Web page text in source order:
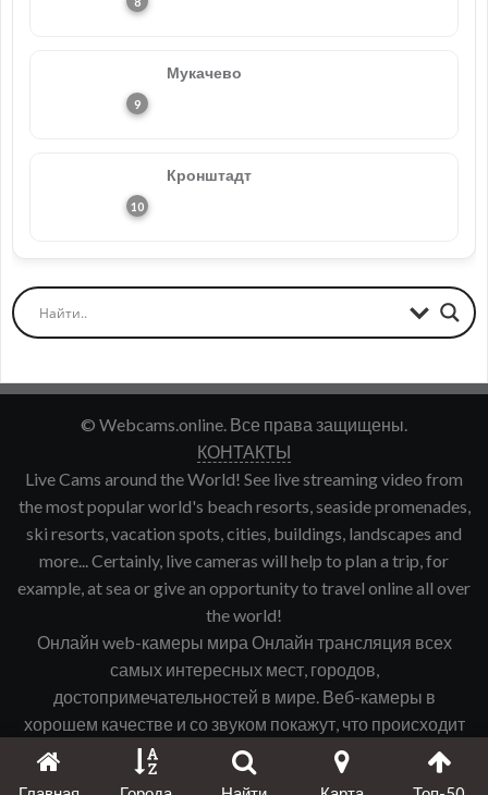
Мукачево
Кронштадт
© Webcams.online. Все права защищены.
КОНТАКТЫ
Live Cams around the World! See live streaming video from
the most popular world's beach resorts, seaside promenades,
ski resorts, vacation spots, cities, buildings, landscapes and
more... Certainly, live cameras will help to plan a trip, for
example, at sea or give an opportunity to travel online all over
the world!
Онлайн web-камеры мира Онлайн трансляция всех
самых интересных мест, городов,
достопримечательностей в мире. Веб-камеры в
хорошем качестве и со звуком покажут, что происходит
именно сейчас в интересующем Вас городе, курорте и
т.д.